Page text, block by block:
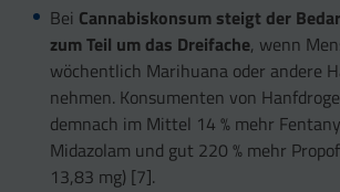
Bei Cannabiskonsum steigt der
zum Teil um das Dreifache, wenn
wöchentlich Marihuana oder andere
nehmen. Konsumenten von
demnach im Mittel 14 % mehr
Midazolam und gut 220 % mehr
13,83 mg) [7].